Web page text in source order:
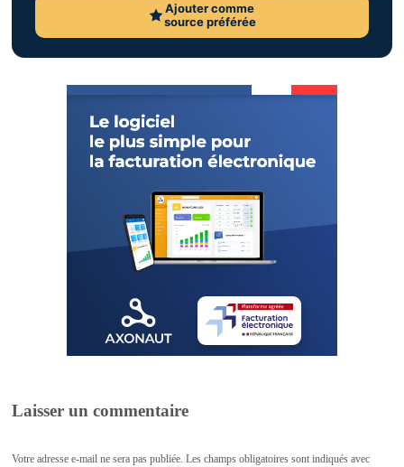
Ajouter comme
source préférée
Laisser un commentaire
Votre adresse e-mail ne sera pas publiée. Les champs obligatoires sont indiqués avec